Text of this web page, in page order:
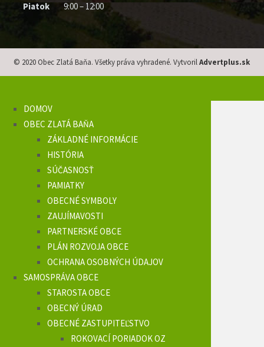
Piatok
9:00 – 12:00
© 2020 Obec Zlatá Baňa. Všetky práva vyhradené. VytvorilAdvertplus.sk
DOMOV
OBEC ZLATÁ BAŇA
ZÁKLADNÉ INFORMÁCIE
HISTÓRIA
SÚČASNOSŤ
PAMIATKY
OBECNÉ SYMBOLY
ZAUJÍMAVOSTI
PARTNERSKÉ OBCE
PLÁN ROZVOJA OBCE
OCHRANA OSOBNÝCH ÚDAJOV
SAMOSPRÁVA OBCE
STAROSTA OBCE
OBECNÝ ÚRAD
OBECNÉ ZASTUPITEĽSTVO
ROKOVACÍ PORIADOK OZ